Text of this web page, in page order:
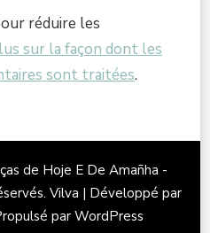
réduire les
sur la façon dont les
sont traitées.
de Hoje E De Amañha -
Vilva | Développé par
par WordPress